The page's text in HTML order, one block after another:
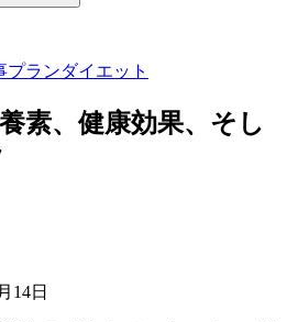
プランダイエット
素、健康効果、そし
14日